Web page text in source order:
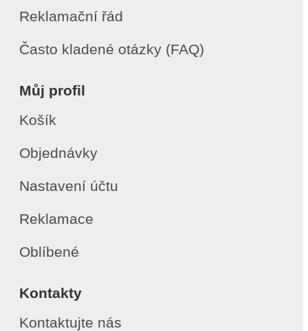
Reklamační řád
Často kladené otázky (FAQ)
Můj profil
Košík
Objednávky
Nastavení účtu
Reklamace
Oblíbené
Kontakty
Kontaktujte nás